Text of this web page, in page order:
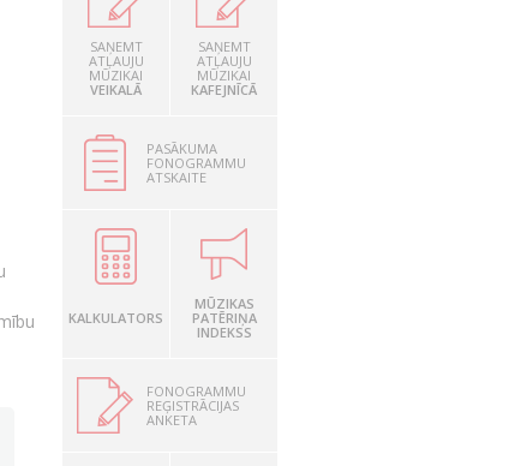
SAŅEMT
ATĻAUJU
MŪZIKAI
VEIKALĀ
SAŅEMT
ATĻAUJU
MŪZIKAI
KAFEJNĪCĀ
PASĀKUMA
FONOGRAMMU
ATSKAITE
KALKULATORS
MŪZIKAS
PATĒRIŅA
INDEKSS
FONOGRAMMU
REĢISTRĀCIJAS
ANKETA